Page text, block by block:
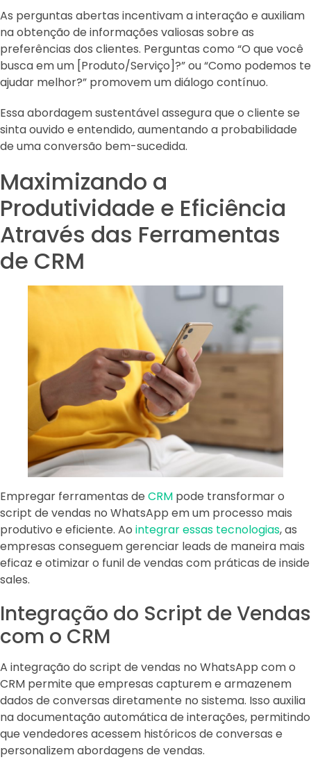
As perguntas abertas incentivam a interação e auxiliam
na obtenção de informações valiosas sobre as
preferências dos clientes. Perguntas como “O que você
busca em um [Produto/Serviço]?” ou “Como podemos te
ajudar melhor?” promovem um diálogo contínuo.
Essa abordagem sustentável assegura que o cliente se
sinta ouvido e entendido, aumentando a probabilidade
de uma conversão bem-sucedida.
Maximizando a
Produtividade e Eficiência
Através das Ferramentas
de CRM
Empregar ferramentas de CRM pode transformar o
script de vendas no WhatsApp em um processo mais
produtivo e eficiente. Ao integrar essas tecnologias, as
empresas conseguem gerenciar leads de maneira mais
eficaz e otimizar o funil de vendas com práticas de inside
sales.
Integração do Script de Vendas
com o CRM
A integração do script de vendas no WhatsApp com o
CRM permite que empresas capturem e armazenem
dados de conversas diretamente no sistema. Isso auxilia
na documentação automática de interações, permitindo
que vendedores acessem históricos de conversas e
personalizem abordagens de vendas.